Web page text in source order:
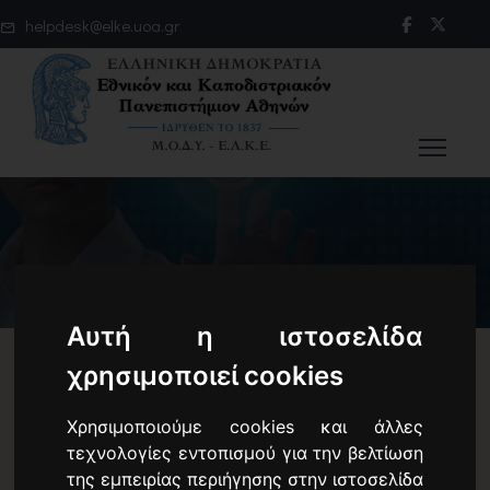
Αυτή η ιστοσελίδα
χρησιμοποιεί cookies
Χρησιμοποιούμε cookies και άλλες
τεχνολογίες εντοπισμού για την βελτίωση
της εμπειρίας περιήγησης στην ιστοσελίδα
helpdesk@elke.uoa.gr
την επικοινωνία με τη Μ.Ο.Δ.Υ. του